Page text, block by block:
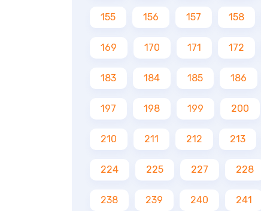
155 156 157 158
169 170 171 172
183 184 185 186
197 198 199 200
210 211 212 213
224 225 227 228
238 239 240 241